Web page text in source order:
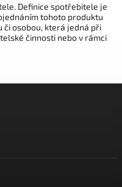
Definice spotřebitele je
tohoto produktu
či osobou, která jedná při
činnosti nebo v rámci